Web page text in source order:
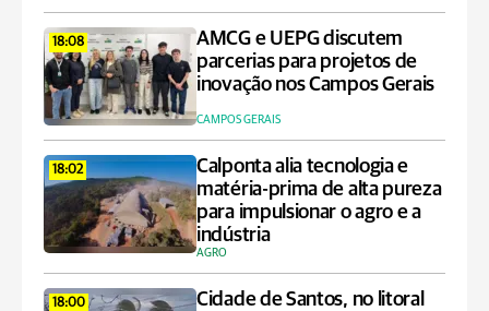
18:08
AMCG e UEPG discutem
parcerias para projetos de
inovação nos Campos Gerais
CAMPOS GERAIS
18:02
Calponta alia tecnologia e
matéria-prima de alta pureza
para impulsionar o agro e a
indústria
AGRO
18:00
Cidade de Santos, no litoral